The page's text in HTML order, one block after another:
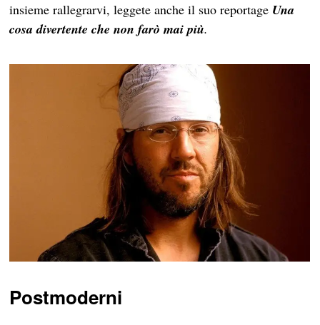
insieme rallegrarvi, leggete anche il suo reportage Una
cosa divertente che non farò mai più.
Postmoderni